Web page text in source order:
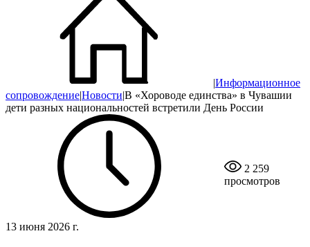
|Информационное
сопровождение|Новости|В «Хороводе единства» в Чувашии
дети разных национальностей встретили День России
13 июня 2026 г.
2 259
просмотров